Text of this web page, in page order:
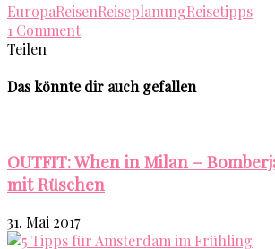
EuropaReisenReiseplanungReisetipps
1 Comment
Teilen
Das könnte dir auch gefallen
OUTFIT: When in Milan –
mit Rüschen
31. Mai 2017